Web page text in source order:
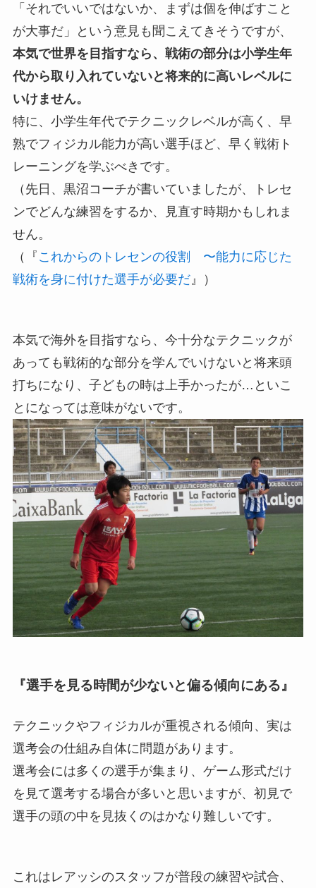
「それでいいではないか、まずは個を伸ばすこと
が大事だ」という意見も聞こえてきそうですが、
本気で世界を目指すなら、戦術の部分は小学生年
代から取り入れていないと将来的に高いレベルに
いけません。
特に、小学生年代でテクニックレベルが高く、早
熟でフィジカル能力が高い選手ほど、早く戦術ト
レーニングを学ぶべきです。
（先日、黒沼コーチが書いていましたが、トレセ
ンでどんな練習をするか、見直す時期かもしれま
せん。
（『 これからのトレセンの役割 〜能力に応じた
戦術を身に付けた選手が必要だ』）
本気で海外を目指すなら、今十分なテクニックが
あっても戦術的な部分を学んでいけないと将来頭
打ちになり、子どもの時は上手かったが…といこ
とになっては意味がないです。
『選手を見る時間が少ないと偏る傾向にある』
テクニックやフィジカルが重視される傾向、実は
選考会の仕組み自体に問題があります。
選考会には多くの選手が集まり、ゲーム形式だけ
を見て選考する場合が多いと思いますが、初見で
選手の頭の中を見抜くのはかなり難しいです。
これはレアッシのスタッフが普段の練習や試合、